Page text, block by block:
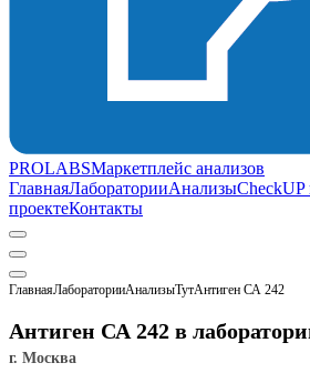
PROLABSМаркетплейс анализов
ГлавнаяЛабораторииАнализы
проектеКонтакты
ГлавнаяЛабораторииАнализыТутАнтиген СА 242
Антиген СА 242 в
г. Москва